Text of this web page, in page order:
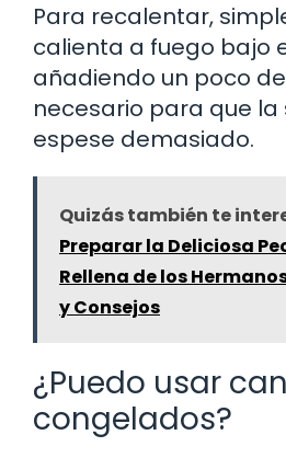
Para recalentar,
calienta a fuego bajo
añadiendo un poco
necesario para que la
espese demasiado.
Quizás también te
Preparar la Deliciosa
Rellena de los
y Consejos
¿Puedo usar
congelados?